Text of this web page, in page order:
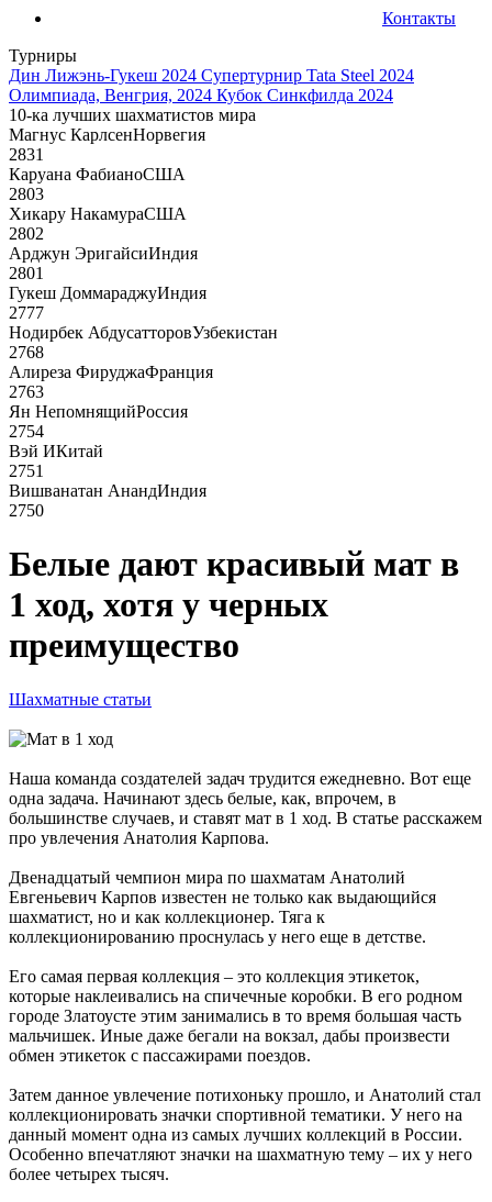
Контакты
Турниры
Дин Лижэнь-Гукеш 2024 Супертурнир Tata Steel 2024
Олимпиада, Венгрия, 2024 Кубок Синкфилда 2024
10-ка лучших шахматистов мира
Магнус КарлсенНорвегия
2831
Каруана ФабианоСША
2803
Хикару НакамураСША
2802
Арджун ЭригайсиИндия
2801
Гукеш ДоммараджуИндия
2777
Нодирбек АбдусатторовУзбекистан
2768
Алиреза ФируджаФранция
2763
Ян НепомнящийРоссия
2754
Вэй ИКитай
2751
Вишванатан АнандИндия
2750
Белые дают красивый мат в
1 ход, хотя у черных
преимущество
Шахматные статьи
Наша команда создателей задач трудится ежедневно. Вот еще
одна задача. Начинают здесь белые, как, впрочем, в
большинстве случаев, и ставят мат в 1 ход. В статье расскажем
про увлечения Анатолия Карпова.
Двенадцатый чемпион мира по шахматам Анатолий
Евгеньевич Карпов известен не только как выдающийся
шахматист, но и как коллекционер. Тяга к
коллекционированию проснулась у него еще в детстве.
Его самая первая коллекция – это коллекция этикеток,
которые наклеивались на спичечные коробки. В его родном
городе Златоусте этим занимались в то время большая часть
мальчишек. Иные даже бегали на вокзал, дабы произвести
обмен этикеток с пассажирами поездов.
Затем данное увлечение потихоньку прошло, и Анатолий стал
коллекционировать значки спортивной тематики. У него на
данный момент одна из самых лучших коллекций в России.
Особенно впечатляют значки на шахматную тему – их у него
более четырех тысяч.